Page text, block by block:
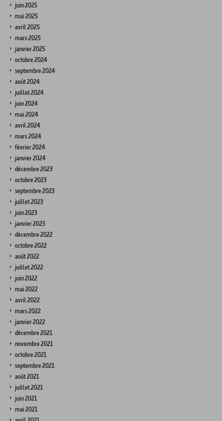
juin 2025
mai 2025
avril 2025
mars 2025
janvier 2025
octobre 2024
septembre 2024
août 2024
juillet 2024
juin 2024
mai 2024
avril 2024
mars 2024
février 2024
janvier 2024
décembre 2023
octobre 2023
septembre 2023
juillet 2023
juin 2023
janvier 2023
décembre 2022
octobre 2022
août 2022
juillet 2022
juin 2022
mai 2022
avril 2022
mars 2022
janvier 2022
décembre 2021
novembre 2021
octobre 2021
septembre 2021
août 2021
juillet 2021
juin 2021
mai 2021